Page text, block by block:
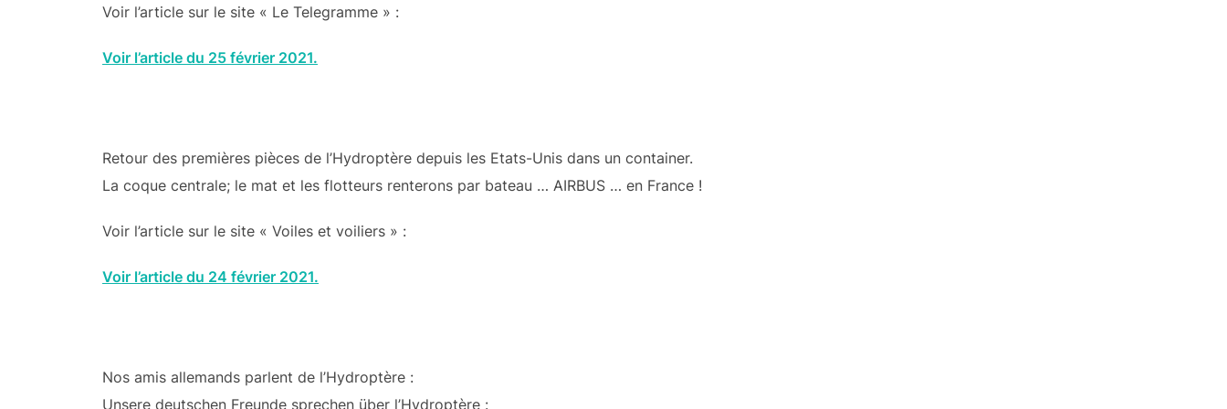
Voir l’article sur le site « Le Telegramme » :
Voir l’article du 25 février 2021.
Retour des premières pièces de l’Hydroptère depuis les Etats-Unis dans un container.
La coque centrale; le mat et les flotteurs renterons par bateau … AIRBUS … en France !
Voir l’article sur le site « Voiles et voiliers » :
Voir l’article du 24 février 2021.
Nos amis allemands parlent de l’Hydroptère :
Unsere deutschen Freunde sprechen über l’Hydroptère :